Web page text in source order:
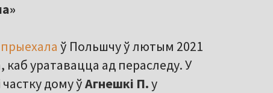
прыехала ў Польшчу ў лютым 2021
каб уратавацца ад пераследу. У
дому ўАгнешкі П.у